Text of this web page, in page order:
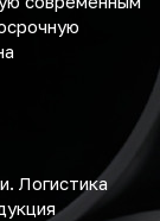
Логистика